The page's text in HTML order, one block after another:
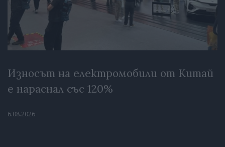
Износът на електромобили от Китай
е нараснал със 120%
6.08.2026